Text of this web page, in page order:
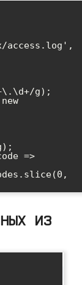
access.log',
g);
=>
из